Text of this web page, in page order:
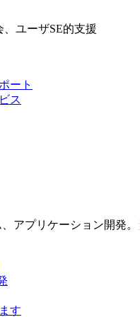
ユーザSE的支援
ート
ス
アプリケーション開発。
す